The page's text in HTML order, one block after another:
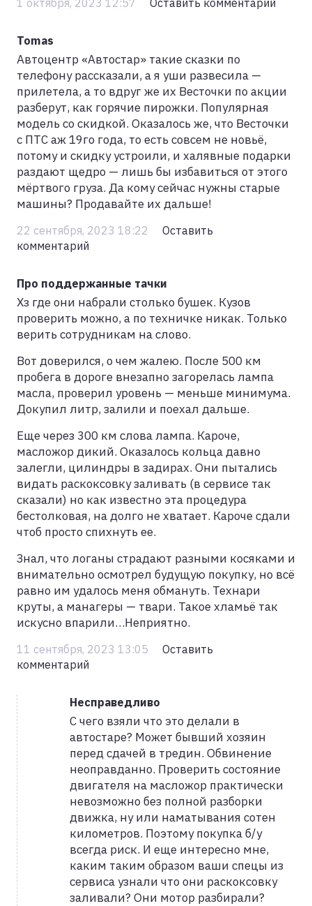
Tomas
Автоцентр «Автостар» такие сказки по
телефону рассказали, а я уши развесила —
прилетела, а то вдруг же их Весточки по акции
разберут, как горячие пирожки. Популярная
модель со скидкой. Оказалось же, что Весточки
с ПТС аж 19го года, то есть совсем не новьё,
потому и скидку устроили, и халявные подарки
раздают щедро — лишь бы избавиться от этого
мёртвого груза. Да кому сейчас нужны старые
машины? Продавайте их дальше!
22 сентября, 2023 18:22
Оставить
комментарий
Про поддержанные тачки
Хз где они набрали столько бушек. Кузов
проверить можно, а по техничке никак. Только
верить сотрудникам на слово.
Вот доверился, о чем жалею. После 500 км
пробега в дороге внезапно загорелась лампа
масла, проверил уровень — меньше минимума.
Докупил литр, залили и поехал дальше.
Еще через 300 км слова лампа. Кароче,
масложор дикий. Оказалось кольца давно
залегли, цилиндры в задирах. Они пытались
видать раскоксовку заливать (в сервисе так
сказали) но как известно эта процедура
бестолковая, на долго не хватает. Кароче сдали
чтоб просто спихнуть ее.
Знал, что логаны страдают разными косяками и
внимательно осмотрел будущую покупку, но всё
равно им удалось меня обмануть. Технари
круты, а манагеры — твари. Такое хламьё так
искусно впарили…Неприятно.
11 сентября, 2023 13:05
Оставить
комментарий
Несправедливо
С чего взяли что это делали в
автостаре? Может бывший хозяин
перед сдачей в тредин. Обвинение
неоправданно. Проверить состояние
двигателя на масложор практически
невозможно без полной разборки
движка, ну или наматывания сотен
километров. Поэтому покупка б/у
всегда риск. И еще интересно мне,
каким таким образом ваши спецы из
сервиса узнали что они раскоксовку
заливали? Они мотор разбирали?